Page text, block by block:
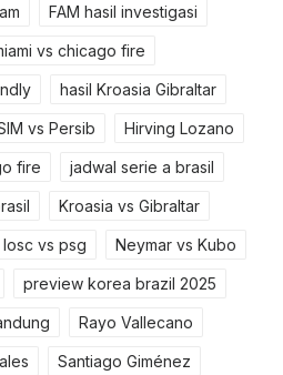
FAM hasil investigasi
vs chicago fire
hasil Kroasia Gibraltar
vs Persib Hirving Lozano
fire jadwal serie a brasil
Kroasia vs Gibraltar
losc vs psg Neymar vs Kubo
preview korea brazil 2025
Rayo Vallecano
Santiago Giménez